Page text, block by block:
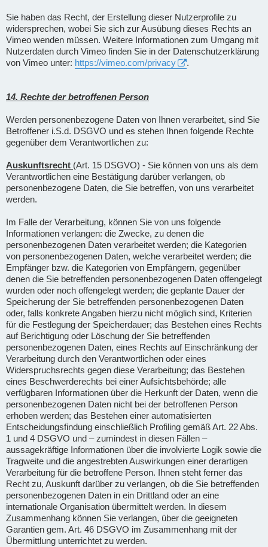
Sie haben das Recht, der Erstellung dieser Nutzerprofile zu
widersprechen, wobei Sie sich zur Ausübung dieses Rechts an
Vimeo wenden müssen. Weitere Informationen zum Umgang mit
Nutzerdaten durch Vimeo finden Sie in der Datenschutzerklärung
von Vimeo unter: https://vimeo.com/privacy .
14. Rechte der betroffenen Person
Werden personenbezogene Daten von Ihnen verarbeitet, sind Sie
Betroffener i.S.d. DSGVO und es stehen Ihnen folgende Rechte
gegenüber dem Verantwortlichen zu:
Auskunftsrecht (Art. 15 DSGVO) - Sie können von uns als dem
Verantwortlichen eine Bestätigung darüber verlangen, ob
personenbezogene Daten, die Sie betreffen, von uns verarbeitet
werden.
Im Falle der Verarbeitung, können Sie von uns folgende
Informationen verlangen: die Zwecke, zu denen die
personenbezogenen Daten verarbeitet werden; die Kategorien
von personenbezogenen Daten, welche verarbeitet werden; die
Empfänger bzw. die Kategorien von Empfängern, gegenüber
denen die Sie betreffenden personenbezogenen Daten offengelegt
wurden oder noch offengelegt werden; die geplante Dauer der
Speicherung der Sie betreffenden personenbezogenen Daten
oder, falls konkrete Angaben hierzu nicht möglich sind, Kriterien
für die Festlegung der Speicherdauer; das Bestehen eines Rechts
auf Berichtigung oder Löschung der Sie betreffenden
personenbezogenen Daten, eines Rechts auf Einschränkung der
Verarbeitung durch den Verantwortlichen oder eines
Widerspruchsrechts gegen diese Verarbeitung; das Bestehen
eines Beschwerderechts bei einer Aufsichtsbehörde; alle
verfügbaren Informationen über die Herkunft der Daten, wenn die
personenbezogenen Daten nicht bei der betroffenen Person
erhoben werden; das Bestehen einer automatisierten
Entscheidungsfindung einschließlich Profiling gemäß Art. 22 Abs.
1 und 4 DSGVO und – zumindest in diesen Fällen –
aussagekräftige Informationen über die involvierte Logik sowie die
Tragweite und die angestrebten Auswirkungen einer derartigen
Verarbeitung für die betroffene Person. Ihnen steht ferner das
Recht zu, Auskunft darüber zu verlangen, ob die Sie betreffenden
personenbezogenen Daten in ein Drittland oder an eine
internationale Organisation übermittelt werden. In diesem
Zusammenhang können Sie verlangen, über die geeigneten
Garantien gem. Art. 46 DSGVO im Zusammenhang mit der
Übermittlung unterrichtet zu werden.